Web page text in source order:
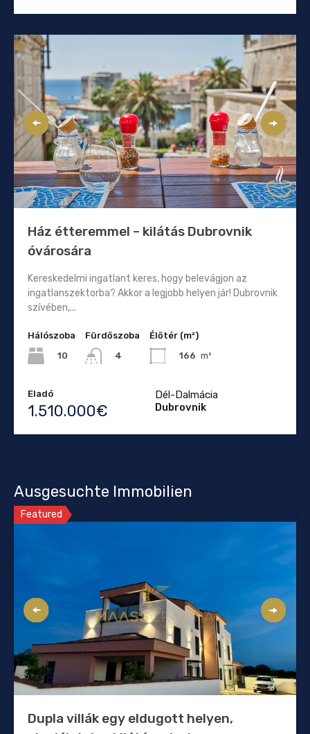
Ház étteremmel – kilátás Dubrovnik
óvárosára
Kereskedelmi ingatlant keres, hogy belevágjon az
ingatlanszektorba? Akkor a legjobb helyen jár! Dubrovnik
szívében,...
Hálószoba
10
Fürdőszoba
4
Élőtér (m²)
166 m²
Eladó
1.510.000€
Dél-Dalmácia
Dubrovnik
Ausgesuchte Immobilien
Featured
Dupla villák egy eldugott helyen,